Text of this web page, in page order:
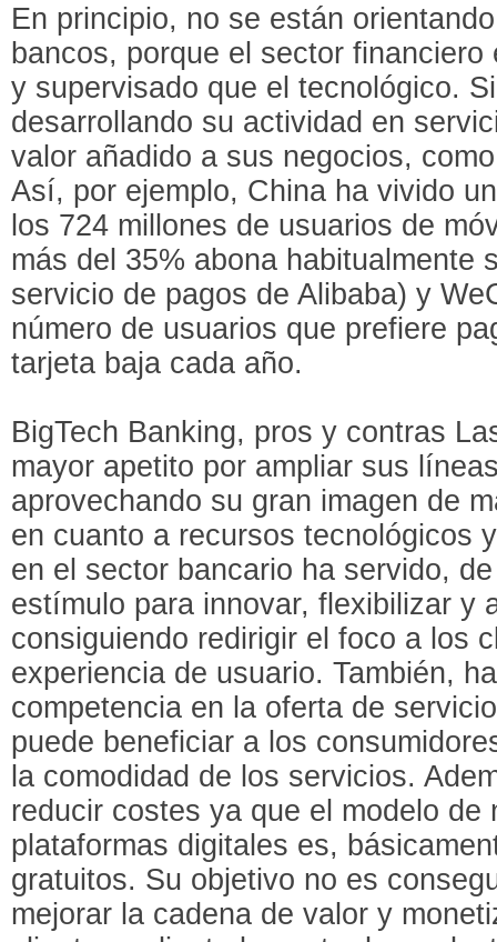
En principio, no se están
bancos, porque el sector
y supervisado que el tecnológico.
desarrollando su actividad en
valor añadido a sus negocios,
Así, por ejemplo, China ha vivido
los 724 millones de usuarios de
más del 35% abona habitualmente
servicio de pagos de Alibaba) y
número de usuarios que prefiere
tarjeta baja cada año.
BigTech Banking, pros y contras
mayor apetito por ampliar sus
aprovechando su gran imagen de
en cuanto a recursos tecnológicos
en el sector bancario ha servido,
estímulo para innovar, flexibilizar y
consiguiendo redirigir el foco a los
experiencia de usuario. También,
competencia en la oferta de
puede beneficiar a los
la comodidad de los servicios.
reducir costes ya que el modelo de
plataformas digitales es,
gratuitos. Su objetivo no es
mejorar la cadena de valor y